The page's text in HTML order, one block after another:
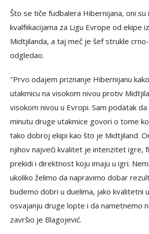
Što se tiče fudbalera Hibernijana, oni su
kvalfiikacijama za Ligu Evrope od ekipe
Midtjilanda, a taj meč je šef strukle
odgledao.
"Prvo odajem priznanje Hibernijanu
utakmicu na visokom nivou protiv
visokom nivou u Evropi. Sam podatak
minutu druge utakmice govori o tome
tako dobroj ekipi kao što je Midtjiland.
njihov najveći kvalitet je intenzitet igre,
prekidi i direktnost koju imaju u igri.
ukoliko želimo da napravimo dobar
budemo dobri u duelima, jako kvalitetni
osvajanju druge lopte i da nametnemo
završio je Blagojević.